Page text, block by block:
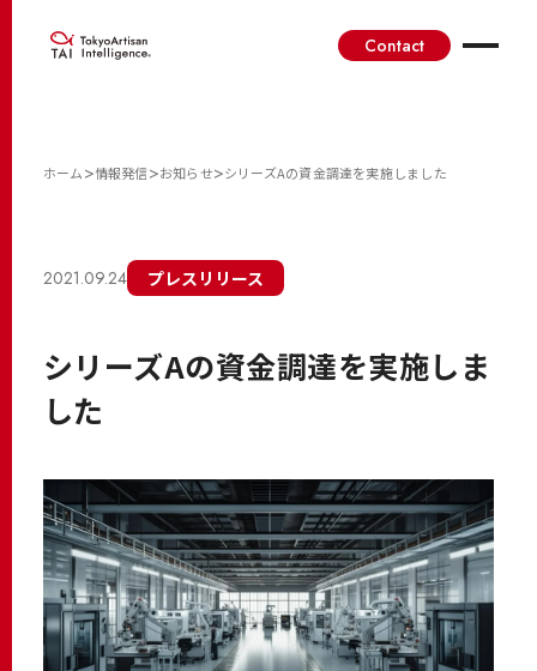
Contact
ホーム>情報発信>お知らせ>シリーズAの資金調達を実施しました
2021.09.24 プレスリリース
シリーズAの資金調達を実施しま
した